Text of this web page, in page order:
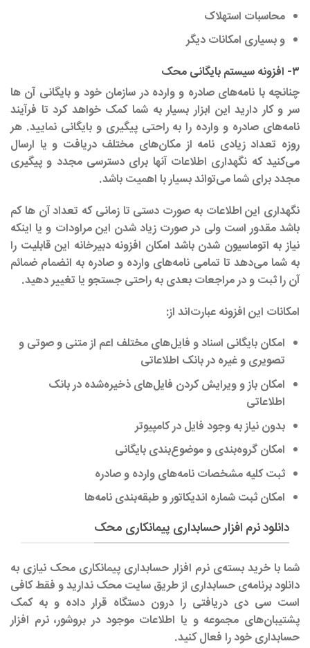
محاسبات استهلاک
و بسیاری امکانات دیگر
۳- افزونه سیستم بایگانی محک
چنانچه با نامه‌های صادره و وارده در سازمان خود و بایگانی آن ها
سر و کار دارید این ابزار بسیار به شما کمک خواهد کرد تا فرآیند
نامه‌های صادره و وارده را به راحتی پیگیری و بایگانی نمایید. هر
روزه تعداد زیادی نامه از مکان‌های مختلف دریافت و یا ارسال
می‌کنید که نگهداری اطلاعات آنها برای دسترسی مجدد و پیگیری
مجدد برای شما می‌تواند بسیار با اهمیت باشد.
نگهداری این اطلاعات به صورت دستی تا زمانی که تعداد آن ها کم
باشد مقدور است ولی در صورت زیاد شدن این مراودات و یا اینکه
نیاز به اتوماسیون شدن باشد امکان افزونه دبیرخانه این قابلیت را
به شما می‌دهد تا تمامی نامه‌های وارده و صادره به انضمام ضمائم
آن را ثبت و در مراجعات بعدی به راحتی جستجو یا تغییر دهید.
امکانات این افزونه عبارت‌اند از:
امکان بایگانی اسناد و فایل‌های مختلف اعم از متنی و صوتی و
تصویری و غیره در بانک اطلاعاتی
امکان باز و ویرایش کردن فایل‌های ذخیره‌شده در بانک
اطلاعاتی
بدون نیاز به وجود فایل در کامپیوتر
امکان گروه‌بندی و موضوع‌بندی بایگانی
ثبت کلیه مشخصات نامه‌های وارده و صادره
امکان ثبت شماره اندیکاتور و طبقه‌بندی نامه‌ها
دانلود نرم افزار حسابداری پیمانکاری محک
شما با خرید بسته‌ی نرم افزار حسابداری پیمانکاری محک نیازی به
دانلود برنامه‌ی حسابداری از طریق سایت محک ندارید و فقط کافی
است سی دی دریافتی را درون دستگاه قرار داده و به کمک
پشتیبان‌های مجموعه و یا اطلاعات موجود در بروشور، نرم افزار
حسابداری خود را فعال کنید.